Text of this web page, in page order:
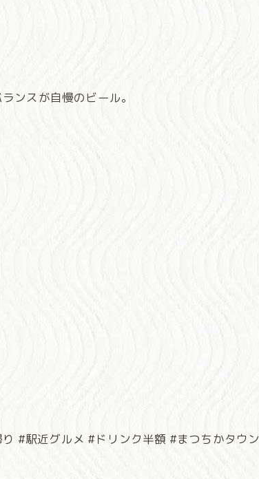
ンスが自慢のビール。
#駅近グルメ #ドリンク半額 #まつちかタウン